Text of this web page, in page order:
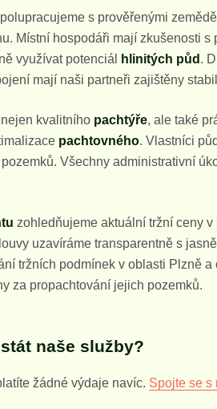
s prověřenými
Místní hospodáři mají zkušenosti
využívat potenciál
hlinitých půd .
mají naši partneři zajištěny
kvalitního pachtýře, ale také
pachtovného. Vlastníci
Všechny administrativní
zohledňujeme aktuální tržní ceny
uzavíráme transparentně s
tržních podmínek v oblasti Plzně
za propachtování jejich pozemků.
naše služby?
žádné výdaje navíc. Spojte se s